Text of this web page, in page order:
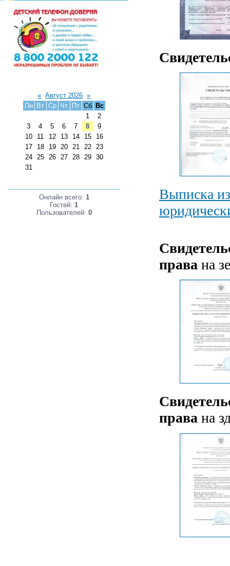
« Август 2026 »
Пн Вт Ср Чт Пт Сб Вс
1
2
3
4 5 6 7 8
9
10
11 12 13 14 15
16
17
18 19 20 21 22 23
24 25 26 27 28 29 30
31
Онлайн всего: 1
Гостей: 1
Пользователей: 0
Выписка из
права на
права на